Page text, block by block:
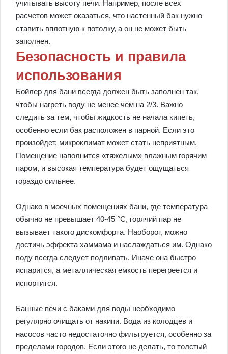
учитывать высоту печи. Например, после всех
расчетов может оказаться, что настенный бак нужно
ставить вплотную к потолку, а он не может быть
заполнен.
Безопасность и правила
использования
Бойлер для бани всегда должен быть заполнен так,
чтобы нагреть воду не менее чем на 2/3. Важно
следить за тем, чтобы жидкость не начала кипеть,
особенно если бак расположен в парной. Если это
произойдет, микроклимат может стать неприятным.
Помещение наполнится «тяжелым» влажным горячим
паром, и высокая температура будет ощущаться
гораздо сильнее.
Однако в моечных помещениях бани, где температура
обычно не превышает 40-45 °C, горячий пар не
вызывает такого дискомфорта. Наоборот, можно
достичь эффекта хаммама и наслаждаться им. Однако
воду всегда следует подливать. Иначе она быстро
испарится, а металлическая емкость перегреется и
испортится.
Банные печи с баками для воды необходимо
регулярно очищать от накипи. Вода из колодцев и
насосов часто недостаточно фильтруется, особенно за
пределами городов. Если этого не делать, то толстый